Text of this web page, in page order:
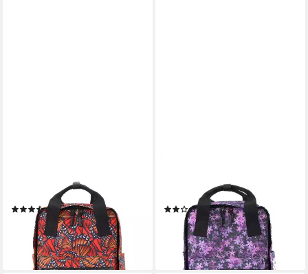
Sportrucksack LEGEND, mit
gepolsterterm Laptopfach
(3)
62,95 € UVP79,95 €
lieferbar - in 2-3 Werktagen bei dir
gepolstertem Laptopfach
(1)
79,95 €
leider ausverkauft